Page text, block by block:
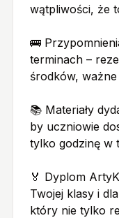
wątpliwości, że
🚌
terminach –
środków,
📚 Materiały
by uczniowie
tylko godzinę w
🏅 Dyplom
Twojej klasy i
który nie tylko